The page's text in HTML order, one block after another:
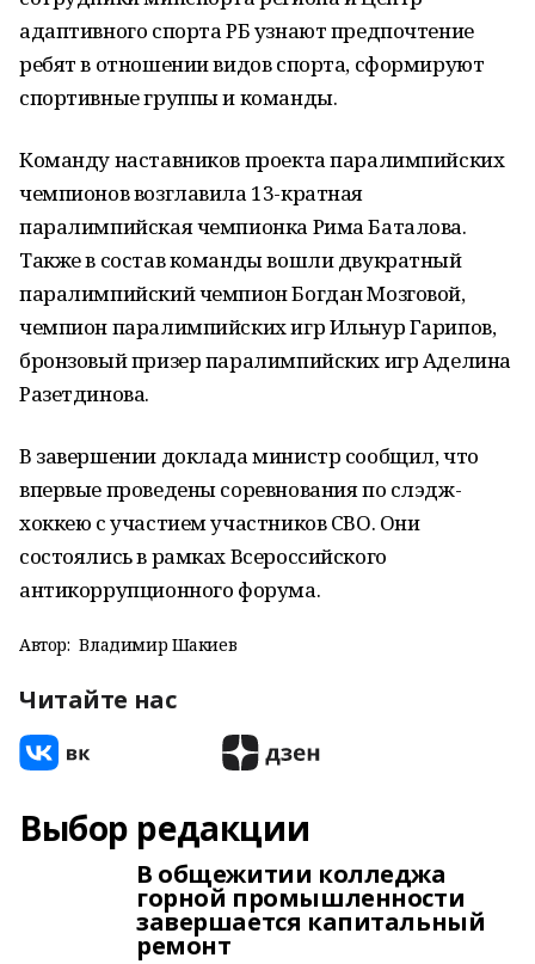
адаптивного спорта РБ узнают предпочтение
ребят в отношении видов спорта, сформируют
спортивные группы и команды.
Команду наставников проекта паралимпийских
чемпионов возглавила 13-кратная
паралимпийская чемпионка Рима Баталова.
Также в состав команды вошли двукратный
паралимпийский чемпион Богдан Мозговой,
чемпион паралимпийских игр Ильнур Гарипов,
бронзовый призер паралимпийских игр Аделина
Разетдинова.
В завершении доклада министр сообщил, что
впервые проведены соревнования по слэдж-
хоккею с участием участников СВО. Они
состоялись в рамках Всероссийского
антикоррупционного форума.
Автор: Владимир Шакиев
Читайте нас
Выбор редакции
В общежитии колледжа
горной промышленности
завершается капитальный
ремонт